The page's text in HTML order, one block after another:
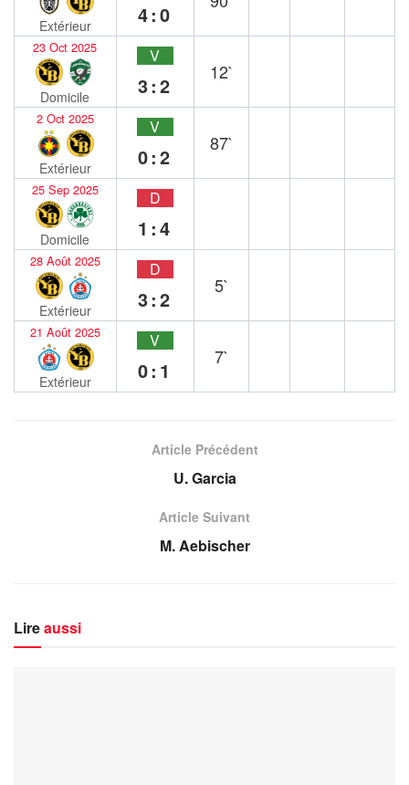
Extérieur 4:0
23 Oct 2025
Domicile
V
3:2
12`
2 Oct 2025
Extérieur
V
0:2
87`
25 Sep 2025
Domicile
D
1:4
28 Août 2025
Extérieur
D
3:2
5`
21 Août 2025
Extérieur
V
0:1
7`
Article Précédent
U. Garcia
Article Suivant
M. Aebischer
Lireaussi